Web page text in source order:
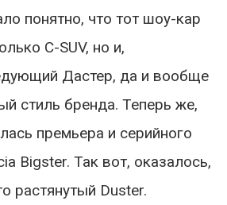
понятно, что тот шоу-кар
C-SUV, но и,
Дастер, да и вообще
стиль бренда. Теперь же,
премьера и серийного
Bigster. Так вот, оказалось,
растянутый Duster.